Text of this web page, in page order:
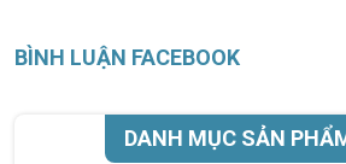
BÌNH LUẬN FACEBOOK
DANH MỤC SẢN